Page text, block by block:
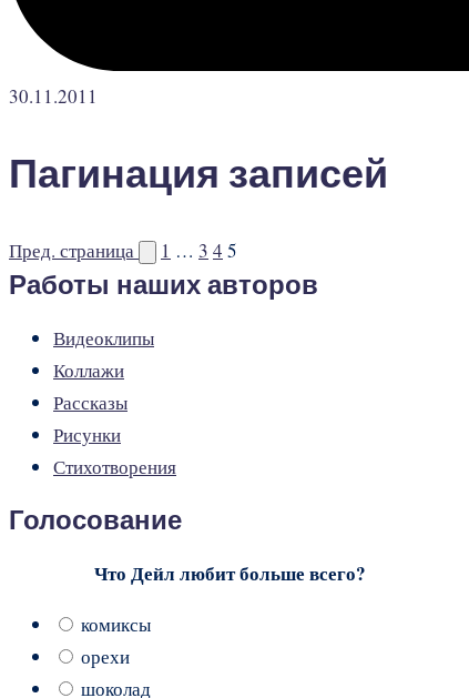
30.11.2011
Пагинация записей
Пред. страница 1 … 3 4 5
Работы наших авторов
Видеоклипы
Коллажи
Рассказы
Рисунки
Стихотворения
Голосование
Что Дейл любит больше всего?
комиксы
орехи
шоколад